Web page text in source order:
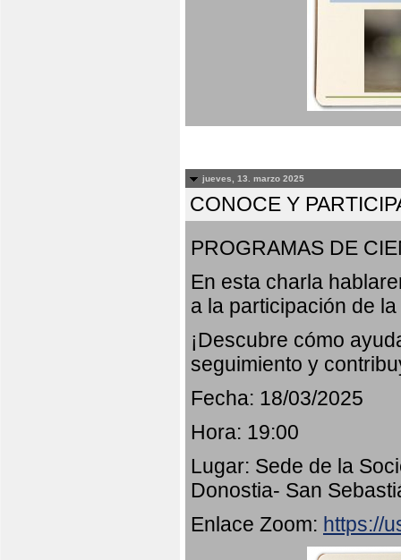
jueves, 13. marzo 2025
CONOCE Y
PROGRAMAS DE
En esta charla
a la participación de
¡Descubre cómo
seguimiento y
Fecha: 18/03/2025
Hora: 19:00
Lugar: Sede de la
Donostia- San
Enlace Zoom: https://